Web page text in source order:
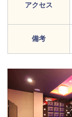
アクセス
備考